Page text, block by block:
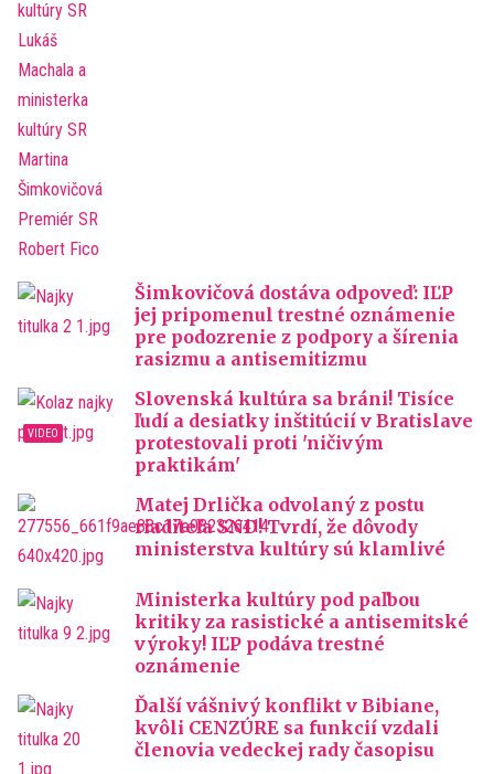
Šimkovičová dostáva odpoveď: IĽP
jej pripomenul trestné oznámenie
pre podozrenie z podpory a šírenia
rasizmu a antisemitizmu
Slovenská kultúra sa bráni! Tisíce
ľudí a desiatky inštitúcií v Bratislave
protestovali proti 'ničivým
praktikám'
Matej Drlička odvolaný z postu
riaditeľa SND! Tvrdí, že dôvody
ministerstva kultúry sú klamlivé
Ministerka kultúry pod paľbou
kritiky za rasistické a antisemitské
výroky! IĽP podáva trestné
oznámenie
Ďalší vášnivý konflikt v Bibiane,
kvôli CENZÚRE sa funkcií vzdali
členovia vedeckej rady časopisu